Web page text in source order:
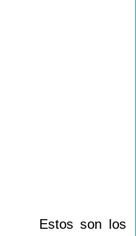
Estos son los